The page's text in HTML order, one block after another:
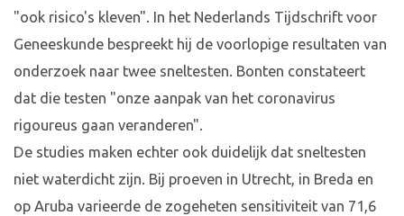
"ook risico's kleven". In het Nederlands Tijdschrift voor
Geneeskunde bespreekt hij de voorlopige resultaten van
onderzoek naar twee sneltesten. Bonten constateert
dat die testen "onze aanpak van het coronavirus
rigoureus gaan veranderen".
De studies maken echter ook duidelijk dat sneltesten
niet waterdicht zijn. Bij proeven in Utrecht, in Breda en
op Aruba varieerde de zogeheten sensitiviteit van 71,6